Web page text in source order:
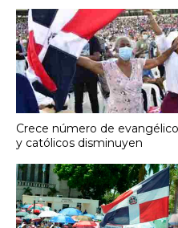
Crece número de
y católicos disminuyen